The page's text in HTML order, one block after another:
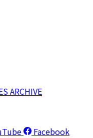
ARCHIVE
Facebook